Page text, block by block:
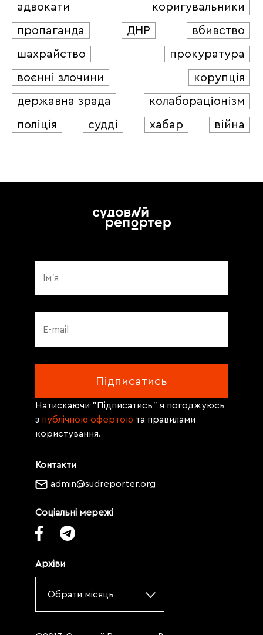
адвокати
коригувальники
пропаганда
ДНР
вбивство
шахрайство
прокуратура
воєнні злочини
корупція
державна зрада
колабораціонізм
поліція
судді хабар війна
Контакти
admin@sudreporter.org
Соціальні мережі
Архіви
Обрати місяць
Натискаючи "Підписатись" я погоджуюсь
з публічною офертою та правилами
користування.